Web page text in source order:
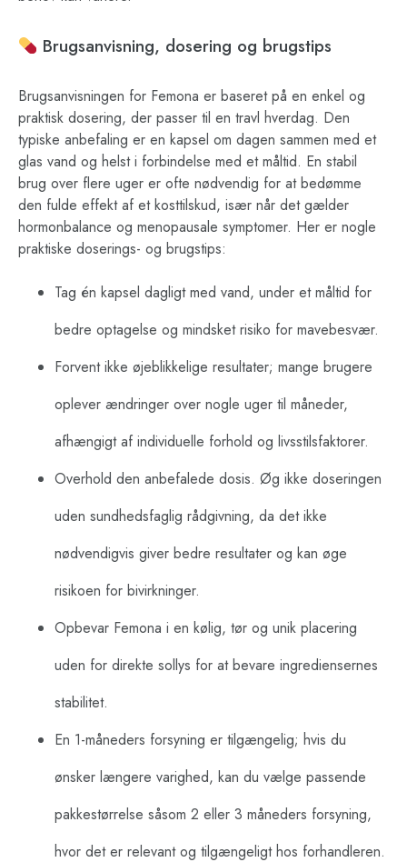
Brugsanvisning, dosering og brugstips
Brugsanvisningen for Femona er baseret på en enkel og
praktisk dosering, der passer til en travl hverdag. Den
typiske anbefaling er en kapsel om dagen sammen med et
glas vand og helst i forbindelse med et måltid. En stabil
brug over flere uger er ofte nødvendig for at bedømme
den fulde effekt af et kosttilskud, især når det gælder
hormonbalance og menopausale symptomer. Her er nogle
praktiske doserings- og brugstips:
Tag én kapsel dagligt med vand, under et måltid for
bedre optagelse og mindsket risiko for mavebesvær.
Forvent ikke øjeblikkelige resultater; mange brugere
oplever ændringer over nogle uger til måneder,
afhængigt af individuelle forhold og livsstilsfaktorer.
Overhold den anbefalede dosis. Øg ikke doseringen
uden sundhedsfaglig rådgivning, da det ikke
nødvendigvis giver bedre resultater og kan øge
risikoen for bivirkninger.
Opbevar Femona i en kølig, tør og unik placering
uden for direkte sollys for at bevare ingrediensernes
stabilitet.
En 1-måneders forsyning er tilgængelig; hvis du
ønsker længere varighed, kan du vælge passende
pakkestørrelse såsom 2 eller 3 måneders forsyning,
hvor det er relevant og tilgængeligt hos forhandleren.